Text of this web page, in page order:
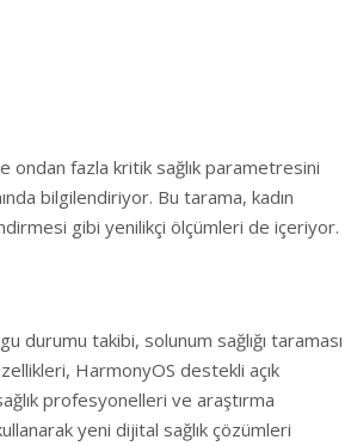
ondan fazla kritik sağlık parametresini
bilgilendiriyor. Bu tarama, kadın
gibi yenilikçi ölçümleri de içeriyor.
durumu takibi, solunum sağlığı taraması
HarmonyOS destekli açık
profesyonelleri ve araştırma
yeni dijital sağlık çözümleri